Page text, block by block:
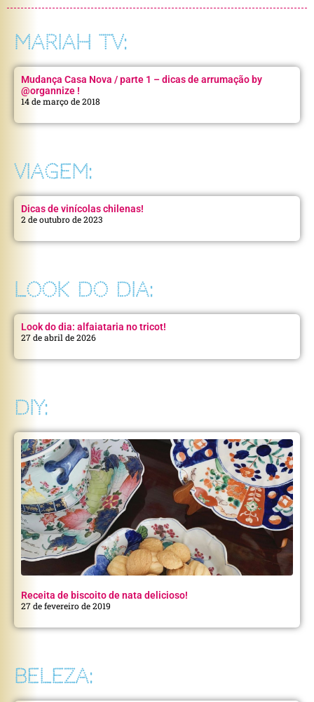
MARIAH TV:
Mudança Casa Nova / parte 1 – dicas de arrumação by
@organnize !
14 de março de 2018
VIAGEM:
Dicas de vinícolas chilenas!
2 de outubro de 2023
LOOK DO DIA:
Look do dia: alfaiataria no tricot!
27 de abril de 2026
DIY:
Receita de biscoito de nata delicioso!
27 de fevereiro de 2019
BELEZA: